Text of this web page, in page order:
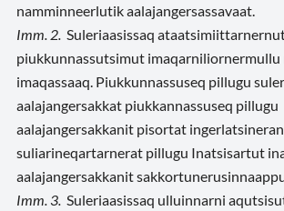
namminneerlutik aalajangersassavaat.
Imm. 2. Suleriaasissaq
piukkunnassutsimut imaqarniliornermullu
imaqassaaq. Piukkunnassuseq pillugu
aalajangersakkat piukkannassuseq pillugu
aalajangersakkanit pisortat
suliarineqartarnerat pillugu Inatsisartut
aalajangersakkanit
Imm. 3. Suleriaasissaq ulluinnarni